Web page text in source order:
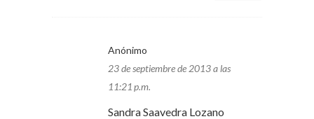
Anónimo
23 de septiembre de 2013 a las
11:21 p.m.
Sandra Saavedra Lozano